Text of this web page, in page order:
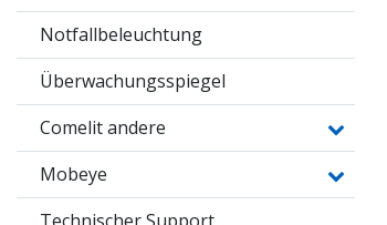
Notfallbeleuchtung
Überwachungsspiegel
Comelit andere
Mobeye